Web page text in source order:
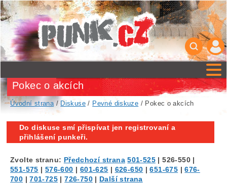
Pokec o akcích
Úvodní strana/ Diskuse / Pevné diskuze / Pokec o akcích
Do diskuse smí přispívat jen registrovaní a
přihlášení punkeři.
Zvolte stranu: Předchozí strana 501-525 |526-550|
551-575 | 576-600 | 601-625 | 626-650 |651-675 |676-
700 |701-725 |726-750| Další strana